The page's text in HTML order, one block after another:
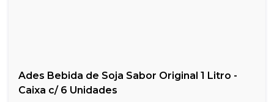
Ades Bebida de Soja Sabor Original 1 Litro -
Caixa c/ 6 Unidades